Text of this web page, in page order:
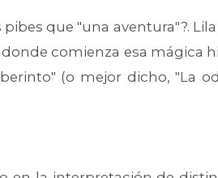
que "una aventura"?.
comienza esa mágica
(o mejor dicho, "La